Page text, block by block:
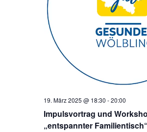
Impulsvortrag und
„entspannter Familientisch“
19. März 2025 @ 18:30 -20:00